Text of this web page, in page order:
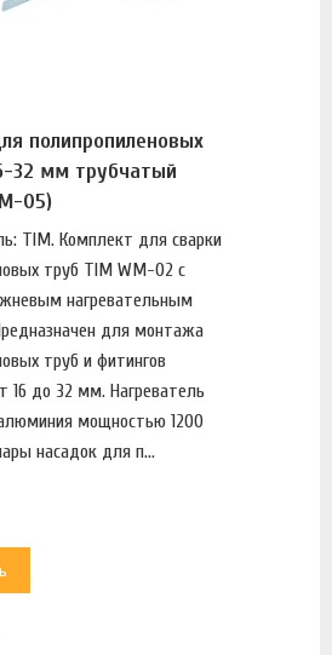
полипропиленовых
32 мм трубчатый
05)
TIM. Комплект для сварки
труб TIM WM-02 с
нагревательным
для монтажа
труб и фитингов
16 до 32 мм. Нагреватель
мощностью 1200
насадок для п...